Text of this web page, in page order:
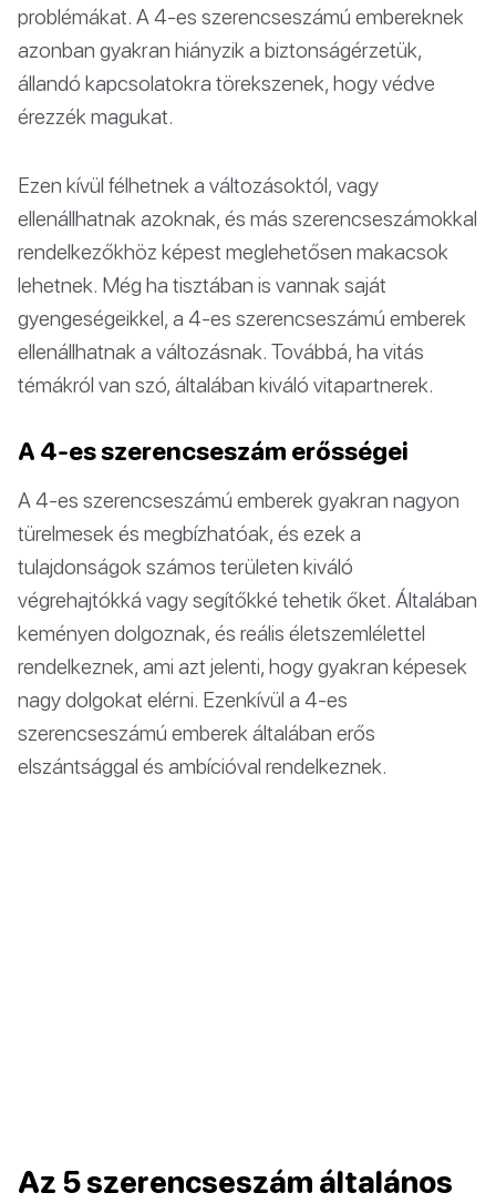
problémákat. A 4-es szerencseszámú embereknek
azonban gyakran hiányzik a biztonságérzetük,
állandó kapcsolatokra törekszenek, hogy védve
érezzék magukat.
Ezen kívül félhetnek a változásoktól, vagy
ellenállhatnak azoknak, és más szerencseszámokkal
rendelkezőkhöz képest meglehetősen makacsok
lehetnek. Még ha tisztában is vannak saját
gyengeségeikkel, a 4-es szerencseszámú emberek
ellenállhatnak a változásnak. Továbbá, ha vitás
témákról van szó, általában kiváló vitapartnerek.
A 4-es szerencseszám erősségei
A 4-es szerencseszámú emberek gyakran nagyon
türelmesek és megbízhatóak, és ezek a
tulajdonságok számos területen kiváló
végrehajtókká vagy segítőkké tehetik őket. Általában
keményen dolgoznak, és reális életszemlélettel
rendelkeznek, ami azt jelenti, hogy gyakran képesek
nagy dolgokat elérni. Ezenkívül a 4-es
szerencseszámú emberek általában erős
elszántsággal és ambícióval rendelkeznek.
Az 5 szerencseszám általános